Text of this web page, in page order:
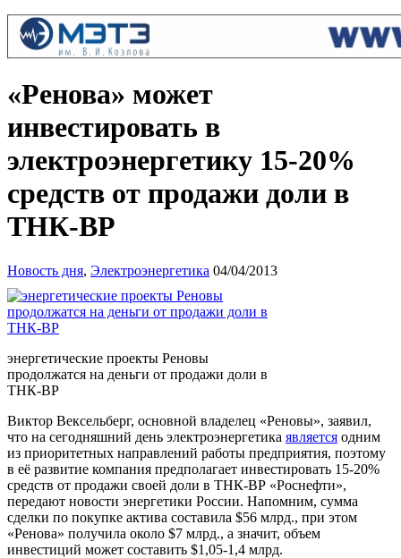
«Ренова» может
инвестировать в
электроэнергетику 15-20%
средств от продажи доли в
ТНК-ВР
Новость дня, Электроэнергетика 04/04/2013
энергетические проекты Реновы
продолжатся на деньги от продажи доли в
ТНК-BP
Виктор Вексельберг, основной владелец «Реновы», заявил,
что на сегодняшний день электроэнергетика является одним
из приоритетных направлений работы предприятия, поэтому
в её развитие компания предполагает инвестировать 15-20%
средств от продажи своей доли в ТНК-ВР «Роснефти»,
передают новости энергетики России. Напомним, сумма
сделки по покупке актива составила $56 млрд., при этом
«Ренова» получила около $7 млрд., а значит, объем
инвестиций может составить $1,05-1,4 млрд.